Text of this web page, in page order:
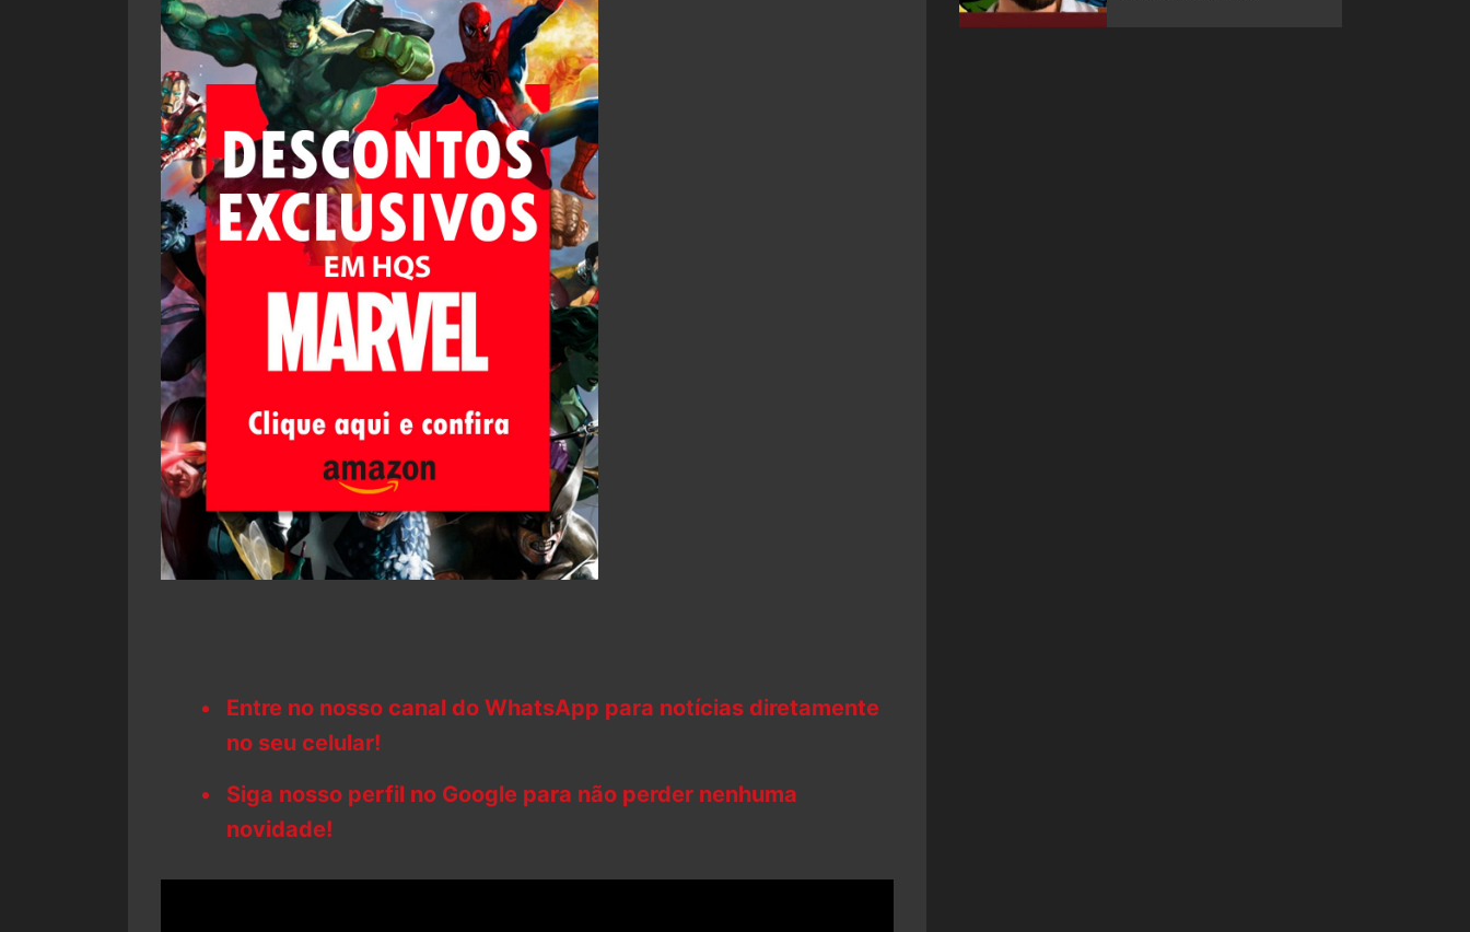
Entre no nosso canal do WhatsApp para notícias diretamente
no seu celular!
Siga nosso perfil no Google para não perder nenhuma
novidade!